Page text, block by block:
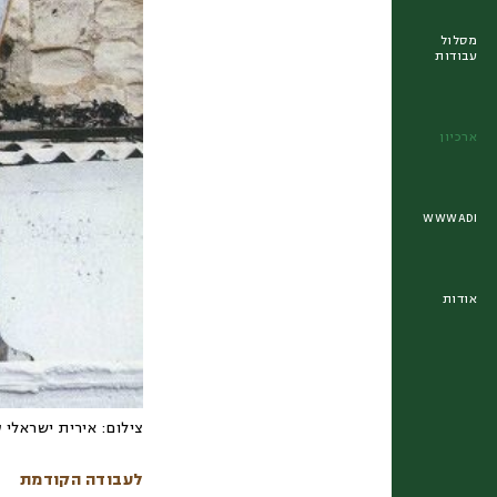
מסלול
עבודות
ארכיון
WWWADI
אודות
צילום: אירית ישראלי
לעבודה הקודמת